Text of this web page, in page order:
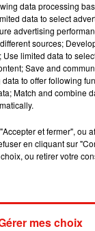
data processing
data to select
advertising
sources;
limited data to
Save and
to offer following
Match and combine
et fermer",
en cliquant sur
ou retirer votre
mes choix